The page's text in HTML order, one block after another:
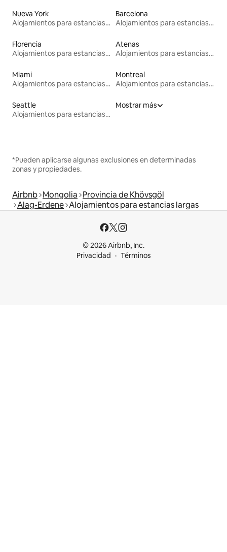
Nueva York
Alojamientos para estancias largas
Barcelona
Alojamientos para estancias largas
Florencia
Alojamientos para estancias largas
Atenas
Alojamientos para estancias largas
Miami
Alojamientos para estancias largas
Montreal
Alojamientos para estancias largas
Seattle
Alojamientos para estancias largas
Mostrar más
*Pueden aplicarse algunas exclusiones en determinadas
zonas y propiedades.
Airbnb Mongolia Provincia de Khövsgöl
Alag-Erdene Alojamientos para estancias largas
© 2026 Airbnb, Inc.
Privacidad
Términos